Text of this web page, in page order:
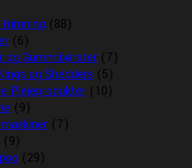
trimning (88)
(6)
og Gummibørster (7)
og Shedders (5)
Plejeprodukter (10)
(9)
(7)
(9)
(29)